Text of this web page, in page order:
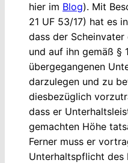
hier im Blog). Mit
21 UF 53/17) hat es
dass der
und auf ihn gemäß §
übergegangenen
darzulegen und zu
diesbezüglich
dass er
gemachten Höhe
Ferner muss er
Unterhaltspflicht des